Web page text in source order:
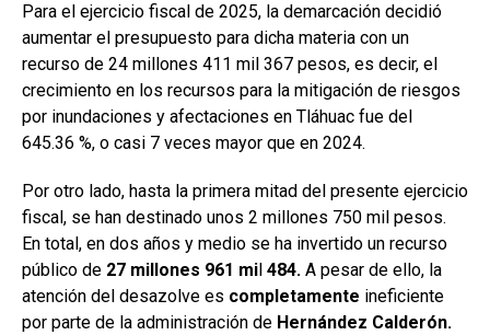
Para el ejercicio fiscal de 2025, la demarcación decidió
aumentar el presupuesto para dicha materia con un
recurso de 24 millones 411 mil 367 pesos, es decir, el
crecimiento en los recursos para la mitigación de riesgos
por inundaciones y afectaciones en Tláhuac fue del
645.36 %, o casi 7 veces mayor que en 2024.
Por otro lado, hasta la primera mitad del presente ejercicio
fiscal, se han destinado unos 2 millones 750 mil pesos.
En total, en dos años y medio se ha invertido un recurso
público de 27 millones 961 mi 484. A pesar de ello, la
atención del desazolve es completamente ineficiente
por parte de la administración de Hernández Calderón.